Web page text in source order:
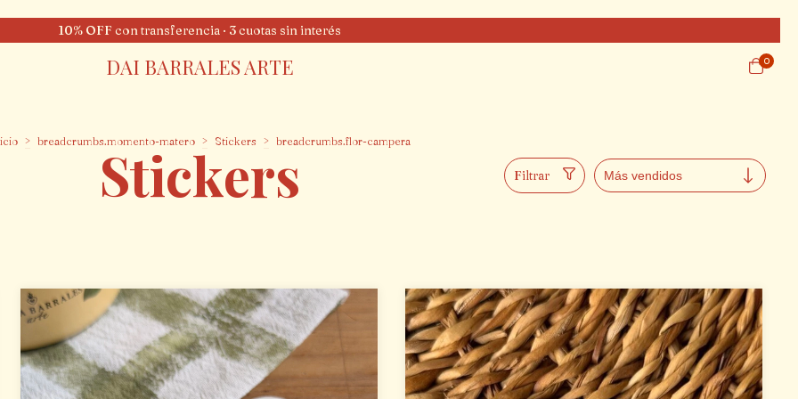
10% OFF con transferencia · 3 cuotas sin interés
DAI BARRALES ARTE 0
> breadcrumbs.momento-matero > Stickers > breadcrumbs.flor-campera
Stickers Filtrar